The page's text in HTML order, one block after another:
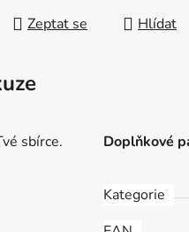
Zeptat se Hlídat
sbírce. Doplňkové
Kategorie